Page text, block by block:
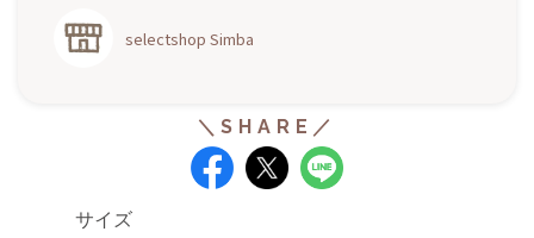
selectshop Simba
サイズ